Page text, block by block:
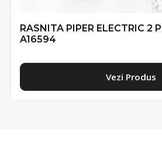
RASNITA PIPER ELECTRIC 2
A16594
Vezi Produs